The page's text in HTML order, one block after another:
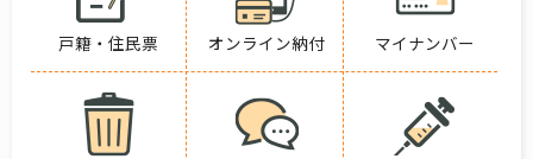
戸籍・住民票 オンライン納付 マイナンバー